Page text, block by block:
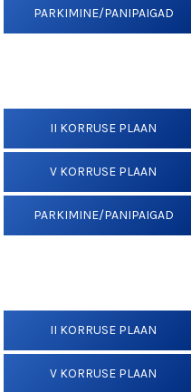
PARKIMINE/PANIPAIGAD
II KORRUSE PLAAN
V KORRUSE PLAAN
PARKIMINE/PANIPAIGAD
II KORRUSE PLAAN
V KORRUSE PLAAN